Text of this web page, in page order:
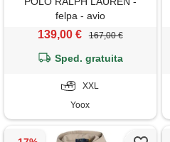
felpa - avio
139,00 € 167,00 €
Sped. gratuita
XXL
Yoox